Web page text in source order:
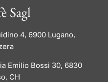
Sagl
4, 6900 Lugano,
Emilio Bossi 30, 6830
CH